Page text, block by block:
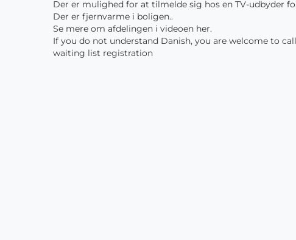
Der er mulighed for at tilmelde sig hos en TV-udbyder
Der er fjernvarme i boligen..
Se mere om afdelingen i videoen her.
If you do not understand Danish, you are welcome to
waiting list registration